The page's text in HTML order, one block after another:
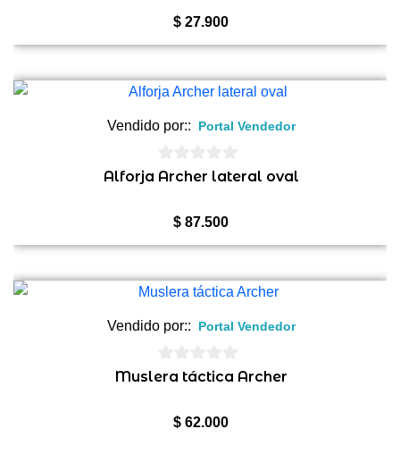
$ 27.900
Vendido por:: Portal Vendedor
0
Alforja Archer lateral oval
$ 87.500
Vendido por:: Portal Vendedor
0
Muslera táctica Archer
$ 62.000